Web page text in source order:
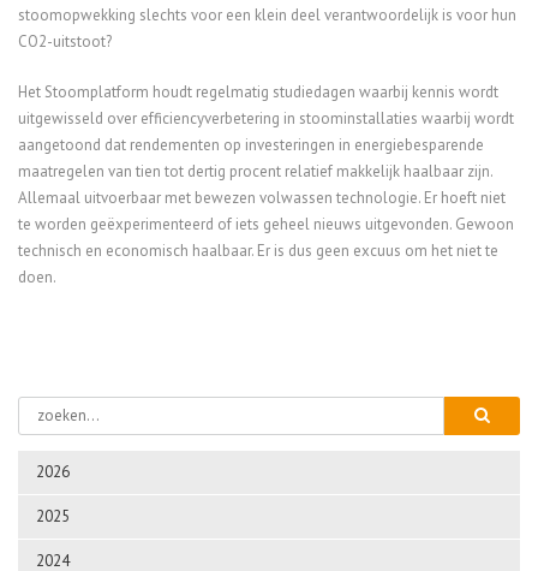
2026
2025
2024
stoomopwekking slechts voor een klein deel verantwoordelijk is voor hun
CO2-uitstoot?
Het Stoomplatform houdt regelmatig studiedagen waarbij kennis wordt
uitgewisseld over efficiencyverbetering in stoominstallaties waarbij wordt
aangetoond dat rendementen op investeringen in energiebesparende
maatregelen van tien tot dertig procent relatief makkelijk haalbaar zijn.
Allemaal uitvoerbaar met bewezen volwassen technologie. Er hoeft niet
te worden geëxperimenteerd of iets geheel nieuws uitgevonden. Gewoon
technisch en economisch haalbaar. Er is dus geen excuus om het niet te
doen.